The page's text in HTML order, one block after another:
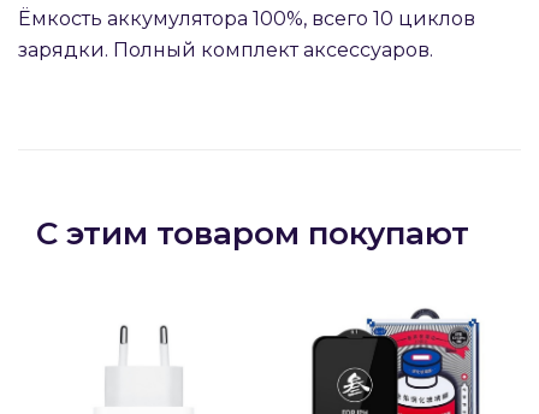
Ёмкость аккумулятора 100%, всего 10 циклов
зарядки. Полный комплект аксессуаров.
С этим товаром покупают